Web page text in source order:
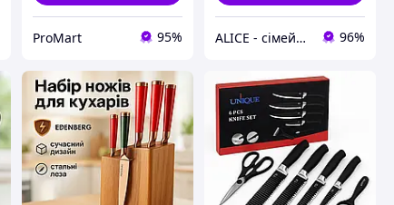
ProMart 95% ALICE - сімейний Інтернет-магазин, товари для всієї родини 96%